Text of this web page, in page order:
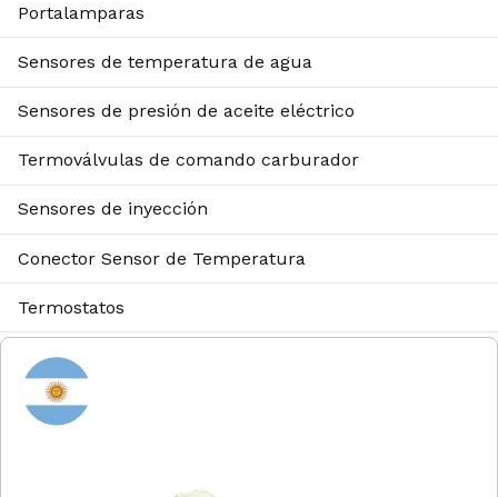
Portalamparas
Sensores de temperatura de agua
Sensores de presión de aceite eléctrico
Termoválvulas de comando carburador
Sensores de inyección
Conector Sensor de Temperatura
Termostatos